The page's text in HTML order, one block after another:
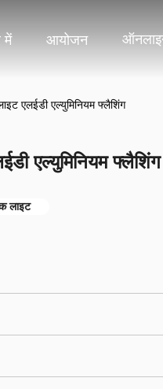
में आयोजन
एलईडी एल्युमिनियम फ्लैशिंग
एल्युमिनियम फ्लैशिंग
लाइट